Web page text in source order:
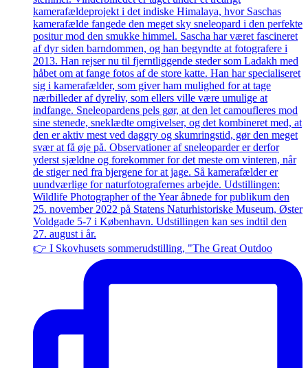
👉 I Skovhusets sommerudstilling, "The Great Outdoo